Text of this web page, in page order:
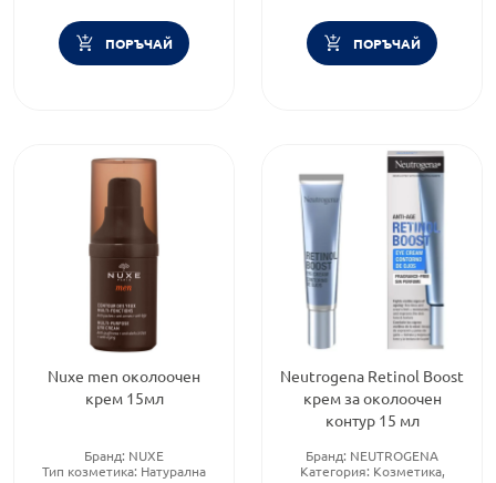
ПОРЪЧАЙ ПОРЪЧАЙ
Nuxe men околоочен
крем 15мл
Бранд: NUXE
Тип козметика: Натурална
Neutrogena Retinol Boost
крем за околоочен
контур 15 мл
Бранд: NEUTROGENA
Категория: Козметика,